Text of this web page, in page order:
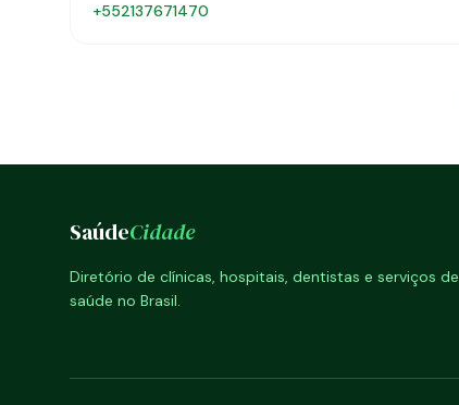
+552137671470
SaúdeCidade
Diretório de clínicas, hospitais, dentistas e serviços de
saúde no Brasil.